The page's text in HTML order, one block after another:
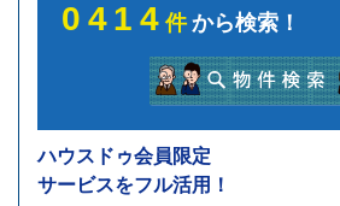
0414件から検索！
ハウスドゥ会員限定
サービスをフル活用！